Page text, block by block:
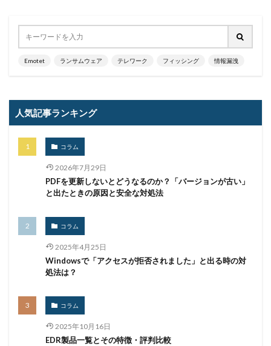
Emotet ランサムウェア テレワーク フィッシング 情報漏洩
人気記事ランキング
コラム
2026年7月29日
PDFを更新しないとどうなるのか？「バージョンが古い」
と出たときの原因と安全な対処法
コラム
2025年4月25日
Windowsで「アクセスが拒否されました」と出る時の対
処法は？
コラム
2025年10月16日
EDR製品一覧とその特徴・評判比較